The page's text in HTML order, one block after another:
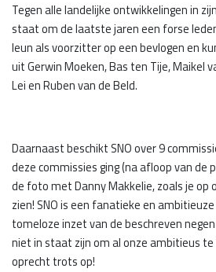
Tegen alle landelijke ontwikkelingen in
staat om de laatste jaren een forse
leun als voorzitter op een bevlogen en
uit Gerwin Moeken, Bas ten Tije, Maikel
Lei en Ruben van de Beld.
Daarnaast beschikt SNO over 9
deze commissies ging (na afloop van de
de foto met Danny Makkelie, zoals je
zien! SNO is een fanatieke en
tomeloze inzet van de beschreven
niet in staat zijn om al onze ambitieus te
oprecht trots op!